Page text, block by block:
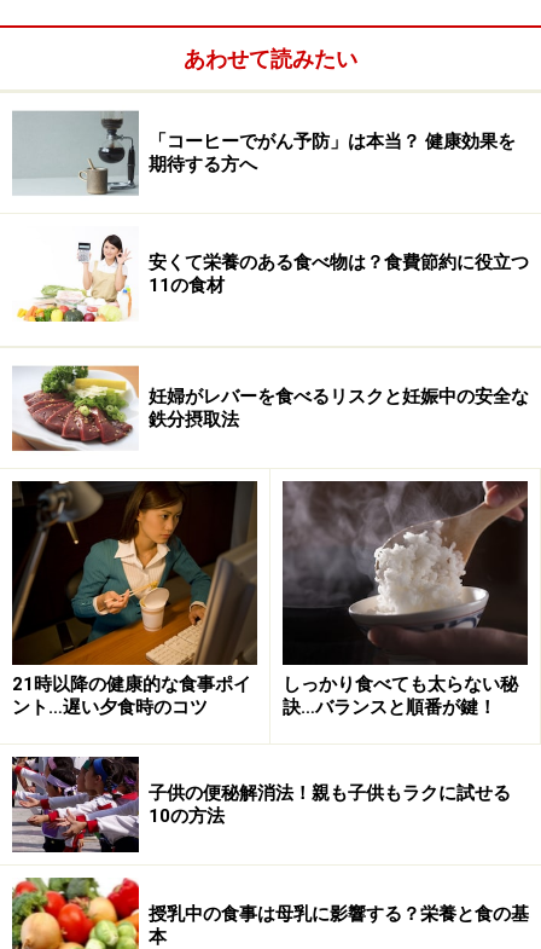
夕食は脂質を控えて消化によいものを
多様化している現代人には、避けられないこともあるで
しょう。また、深夜の飲食が体によくないからと、夕食
あなたは「空腹で眠れない」、という経験をしたことは
ありませんか？ これは、前の食事から時間が経ち過ぎて
いるために、内分泌臓器が何かを食べるように胃に呼び
かけているからです。それでも胃の中が「から」だと、
肝臓などが、体内で必要な栄養素を作りだそうとするた
め、脳も内臓も覚醒状態となってしまうからです。それ
う。もちろん、消化のよいもので、いつもの夕食よりも
少なめにします。
夜は消化器系の臓器が休息に向かうタイミングなので、
臓器のはたらきはにぶくなっています。消化に時間がか
かる牛肉のステーキやカツ丼、唐揚げ定食、ハンバーグ
あわせて読みたい
「コーヒーでがん予防」は本当？ 健康効果を
期待する方へ
安くて栄養のある食べ物は？食費節約に役立つ
11の食材
妊婦がレバーを食べるリスクと妊娠中の安全な
鉄分摂取法
21時以降の健康的な食事ポイ
ント…遅い夕食時のコツ
しっかり食べても太らない秘
訣…バランスと順番が鍵！
子供の便秘解消法！親も子供もラクに試せる
10の方法
授乳中の食事は母乳に影響する？栄養と食の基
本